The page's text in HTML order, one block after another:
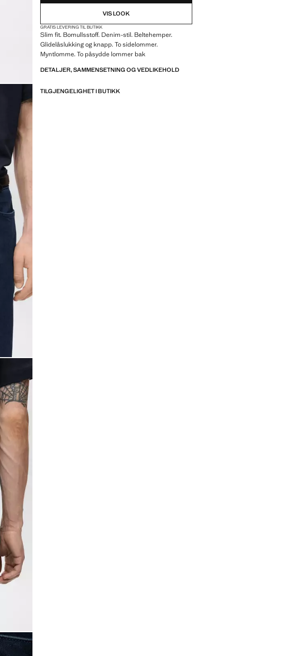
VIS LOOK
GRATIS LEVERING TIL BUTIKK
Slim fit. Bomullsstoff. Denim-stil. Beltehemper.
Glidelåslukking og knapp. To sidelommer.
Myntlomme. To påsydde lommer bak
DETALJER, SAMMENSETNING OG VEDLIKEHOLD
TILGJENGELIGHET I BUTIKK